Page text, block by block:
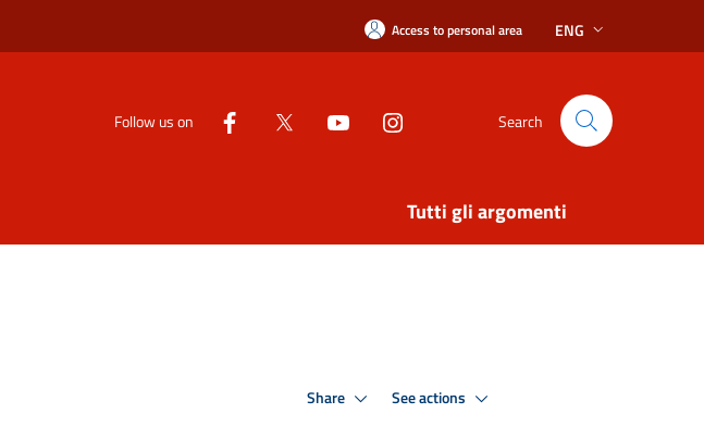
Access to personal area ENG
Follow us on Search
Tutti gli argomenti
Share See actions